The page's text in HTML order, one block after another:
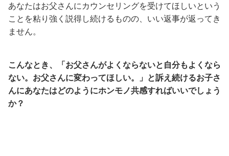
あなたはお父さんにカウンセリングを受けてほしいという
ことを粘り強く説得し続けるものの、いい返事が返ってき
ません。
こんなとき、「お父さんがよくならないと自分もよくなら
ない。お父さんに変わってほしい。」と訴え続けるお子さ
んにあなたはどのようにホンモノ共感すればいいでしょう
か？